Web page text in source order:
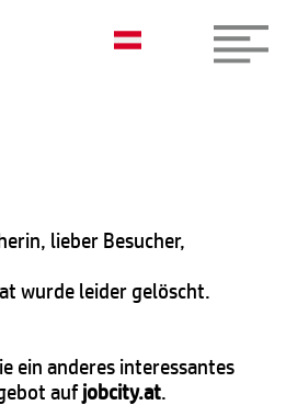
lieber Besucher,
wurde leider gelöscht.
ein anderes interessantes
aufjobcity.at.